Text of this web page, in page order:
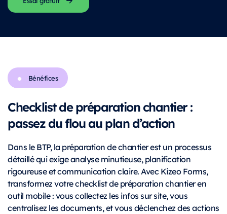
Bénéfices
Checklist de préparation chantier :
passez du flou au plan d’action
Dans le BTP, la préparation de chantier est un processus
détaillé qui exige analyse minutieuse, planification
rigoureuse et communication claire. Avec Kizeo Forms,
transformez votre checklist de préparation chantier en
outil mobile : vous collectez les infos sur site, vous
centralisez les documents, et vous déclenchez des actions